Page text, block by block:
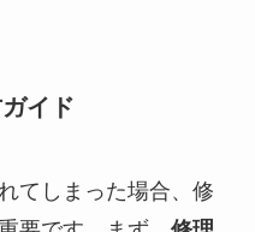
イド
てしまった場合、修